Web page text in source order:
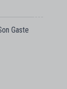
Gaste